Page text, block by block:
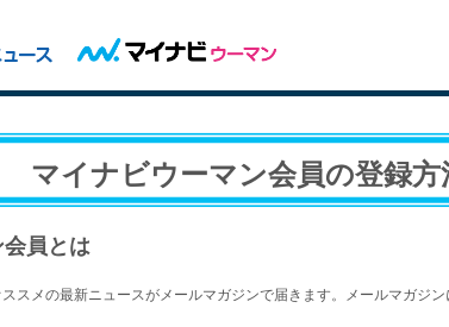
マイナビウーマン会員の登録方
員とは
メの最新ニュースがメールマガジンで届きます。メールマガジ